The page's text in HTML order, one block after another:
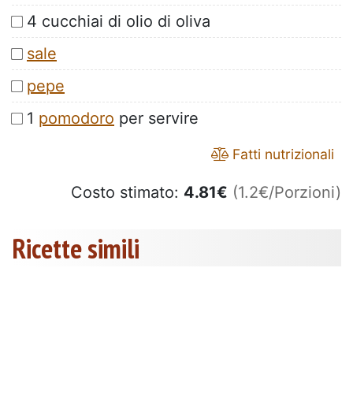
4 cucchiai di olio di oliva
sale
pepe
1 pomodoro per servire
Fatti nutrizionali
Costo stimato: 4.81€ (1.2€/Porzioni)
Ricette simili